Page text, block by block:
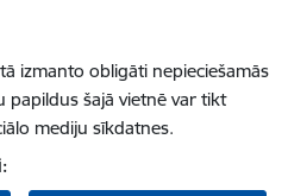
izmanto obligāti nepieciešamās
papildus šajā vietnē var tikt
mediju sīkdatnes.